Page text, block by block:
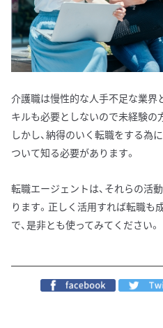
介護職は慢性的な人手不足な業界
キルも必要としないので未経験の
しかし、納得のいく転職をする為
ついて知る必要があります。
転職エージェントは、それらの活
ります。正しく活用すれば転職も
で、是非とも使ってみてください。